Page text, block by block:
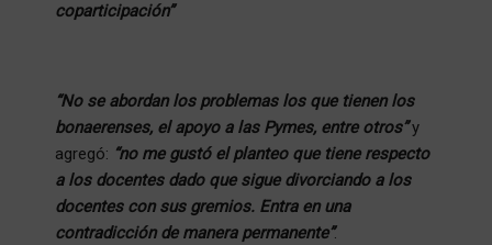
coparticipación”
“No se abordan los problemas los que tienen los
bonaerenses, el apoyo a las Pymes, entre otros”y
agregó: “no me gustó el planteo que tiene respecto
a los docentes dado que sigue divorciando a los
docentes con sus gremios. Entra en una
contradicción de manera permanente”.